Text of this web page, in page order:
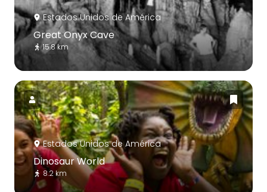
Estados Unidos de América
Great Onyx Cave
15.8 km
Estados Unidos de América
Dinosaur World
8.2 km